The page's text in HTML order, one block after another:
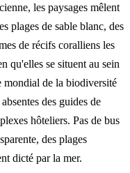
les paysages mêlent
plages de sable blanc, des
de récifs coralliens les
qu'elles se situent au sein
mondial de la biodiversité
des guides de
hôteliers. Pas de bus
des plages
dicté par la mer.